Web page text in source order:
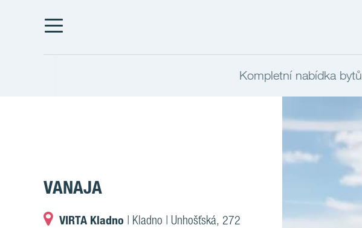
Kompletní nabídka bytů
VANAJA
VIRTA Kladno | Kladno | Unhošťská, 272